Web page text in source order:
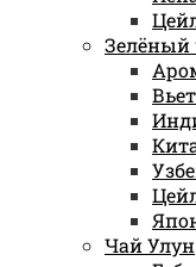
Зелёный
Чай Улун